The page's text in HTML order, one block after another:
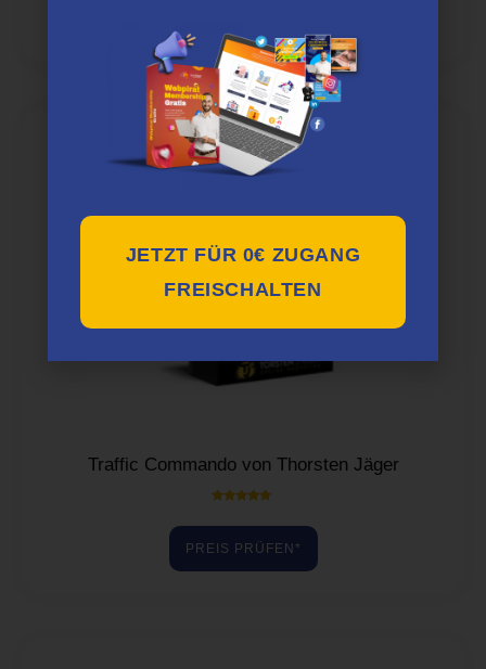
Traffic Commando von Thorsten Jäger
5.00
PREIS PRÜFEN*
JETZT FÜR 0€ ZUGANG
FREISCHALTEN